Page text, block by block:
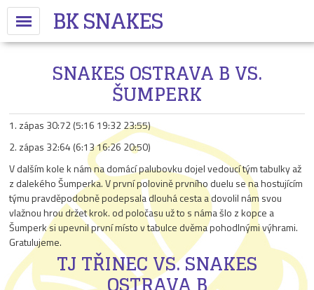
BK SNAKES
SNAKES OSTRAVA B VS.
ŠUMPERK
1. zápas 30:72 (5:16 19:32 23:55)
2. zápas 32:64 (6:13 16:26 20:50)
V dalším kole k nám na domácí palubovku dojel vedoucí tým tabulky až
z dalekého Šumperka. V první polovině prvního duelu se na hostujícím
týmu pravděpodobně podepsala dlouhá cesta a dovolil nám svou
vlažnou hrou držet krok. od poločasu už to s náma šlo z kopce a
Šumperk si upevnil první místo v tabulce dvěma pohodlnými výhrami.
Gratulujeme.
TJ TŘINEC VS. SNAKES